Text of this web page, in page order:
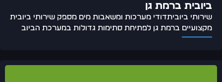
ביובית ברמת גן
שירותי ביוביתדודי מערכות ומשאבות מים מספק שירותי ביובית
מקצועיים ברמת גן לפתיחת סתימות גדולות במערכת הביוב